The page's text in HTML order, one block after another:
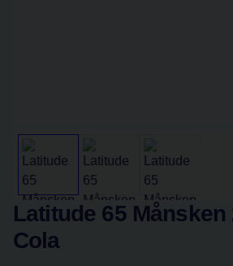
Latitude 65 Månsken
Cola